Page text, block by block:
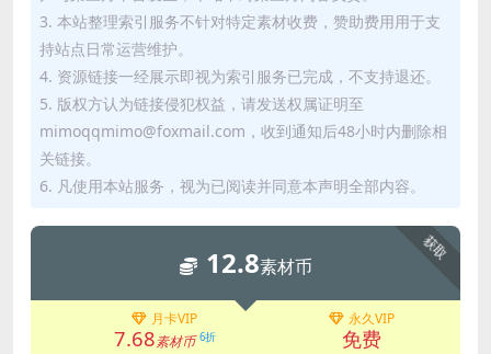
3. 本站整理索引服务不针对特定素材收费，赞助费用用于支
持站点日常运营维护。
4. 资源链接一经展示即视为索引服务已完成，不支持退还。
5. 版权方认为链接侵犯权益，请发送权属证明至
mimoqqmimo@foxmail.com，收到通知后48小时内删除相
关链接。
6. 凡使用本站服务，视为已阅读并同意本声明全部内容。
获取
12.8素材币
月卡VIP
7.68素材币 6折
永久VIP
免费